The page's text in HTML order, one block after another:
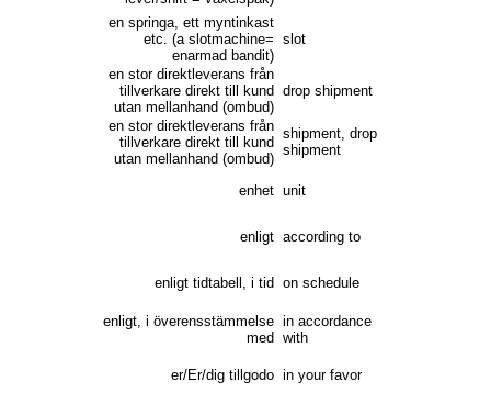
en springa, ett myntinkast
etc. (a slotmachine=
enarmad bandit)
slot
en stor direktleverans från
tillverkare direkt till kund
utan mellanhand (ombud)
drop shipment
en stor direktleverans från
tillverkare direkt till kund
utan mellanhand (ombud)
shipment, drop
shipment
enhet unit
enligt according to
enligt tidtabell, i tid on schedule
enligt, i överensstämmelse
med
in accordance
with
er/Er/dig tillgodo in your favor